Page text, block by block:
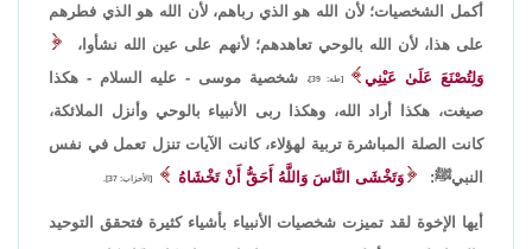
أكمل الشخصيات؛ لأن الله هو الذي رباهم، لأن الله هو الذي فطرهم
على هذا، لأن الله بالوحي تعاهدهم؛ لأنهم على عين الله نشأوا،
وَلِتُصْنَعَ عَلَىٰ عَيْنِي
[طه: 39]،
شخصية موسى - عليه السلام - هكذا
صيغت، هكذا أراد الله، وهكذا ربى الأنبياء بالوحي وأنزل الملائكة،
كانت الصلة المباشرة تربية لهؤلاء، كانت الآيات تنزل تعمل في نفس
النبيﷺ:
وَتَخْشَى النَّاسَ وَاللَّهُ أَحَقُّ أَنْ تَخْشَاهُ [الأحزاب: 37].
أيها الإخوة لقد تميزت شخصيات الأنبياء بأشياء كثيرة فتحقق التوحيد